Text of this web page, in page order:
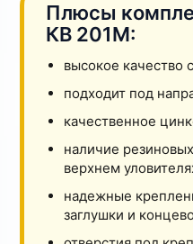
Плюсы
КВ 201M:
высокое качество
подходит под
качественное
наличие
верхнем
надежные
заглушки и